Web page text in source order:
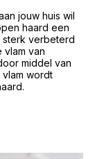
jouw huis wil
haard een
sterk verbeterd
vlam van
middel van
wordt